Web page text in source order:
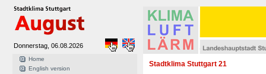
Donnerstag, 06.08.2026
Home
English version
Stadtklima Stuttgart 21